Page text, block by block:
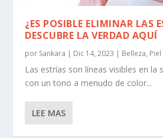
¿ES POSIBLE ELIMINAR LAS
DESCUBRE LA VERDAD AQUÍ
por Sankara | Dic 14, 2023 | Belleza, Piel
Las estrías son líneas visibles en la
con un tono a menudo de color...
LEE MAS